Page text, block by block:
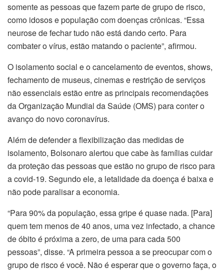
somente as pessoas que fazem parte de grupo de risco,
como idosos e população com doenças crônicas. “Essa
neurose de fechar tudo não está dando certo. Para
combater o vírus, estão matando o paciente”, afirmou.
O isolamento social e o cancelamento de eventos, shows,
fechamento de museus, cinemas e restrição de serviços
não essenciais estão entre as principais recomendações
da Organização Mundial da Saúde (OMS) para conter o
avanço do novo coronavírus.
Além de defender a flexibilização das medidas de
isolamento, Bolsonaro alertou que cabe às famílias cuidar
da proteção das pessoas que estão no grupo de risco para
a covid-19. Segundo ele, a letalidade da doença é baixa e
não pode paralisar a economia.
“Para 90% da população, essa gripe é quase nada. [Para]
quem tem menos de 40 anos, uma vez infectado, a chance
de óbito é próxima a zero, de uma para cada 500
pessoas”, disse. “A primeira pessoa a se preocupar com o
grupo de risco é você. Não é esperar que o governo faça, o